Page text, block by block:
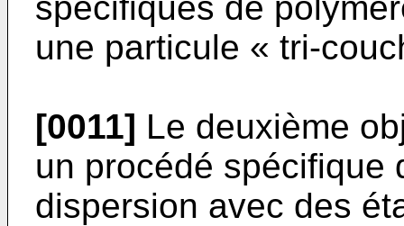
une particule « tri-
[0011] Le deuxième
un procédé spécifique
dispersion avec des